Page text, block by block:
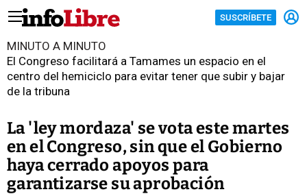
SUSCRÍBETE
MINUTO A MINUTO
El Congreso facilitará a Tamames un espacio en el
centro del hemiciclo para evitar tener que subir y bajar
de la tribuna
La 'ley mordaza' se vota este martes
en el Congreso, sin que el Gobierno
haya cerrado apoyos para
garantizarse su aprobación